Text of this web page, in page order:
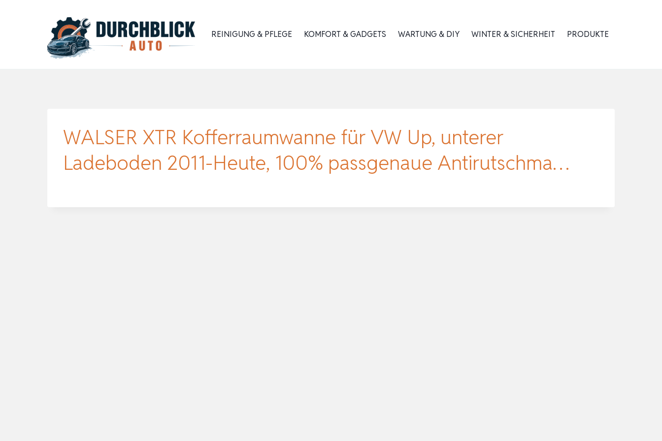
REINIGUNG & PFLEGE KOMFORT & GADGETS WARTUNG & DIY WINTER & SICHERHEIT PRODUKTE
WALSER XTR Kofferraumwanne für VW Up, unterer
Ladeboden 2011-Heute, 100% passgenaue Antirutschma…